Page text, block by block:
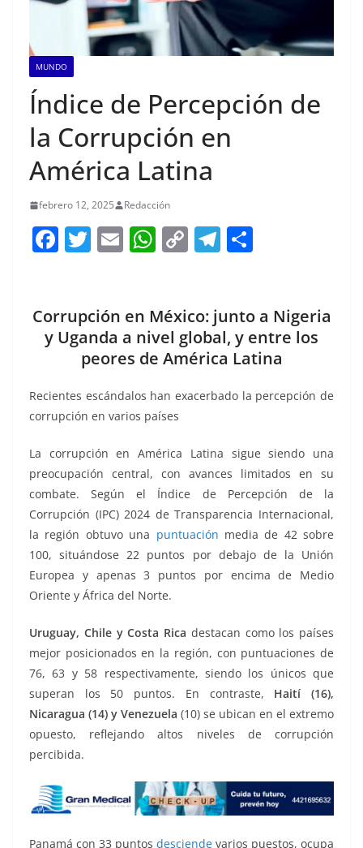
MUNDO
Índice de Percepción de
la Corrupción en
América Latina
febrero 12, 2025 Redacción
F
e
b
o
k
T
er
E
l
W
s
A
p
p
C
y
Li
n
k
T
gr
a
m
e
Corrupción en México: junto a Nigeria
y Uganda a nivel global, y entre los
peores de América Latina
Recientes escándalos han exacerbado la percepción de
corrupción en varios países
La corrupción en América Latina sigue siendo una
preocupación central, con avances limitados en su
combate. Según el Índice de Percepción de la
Corrupción (IPC) 2024 de Transparencia Internacional,
la región obtuvo una puntuación media de 42 sobre
100, situándose 22 puntos por debajo de la Unión
Europea y apenas 3 puntos por encima de Medio
Oriente y África del Norte.
Uruguay, Chile y Costa Rica destacan como los países
mejor posicionados en la región, con puntuaciones de
76, 63 y 58 respectivamente, siendo los únicos que
superan los 50 puntos. En contraste, Haití (16),
Nicaragua (14) y Venezuela (10) se ubican en el extremo
opuesto, reflejando altos niveles de corrupción
percibida.
Panamá con 33 puntos desciende varios puestos, ocupa